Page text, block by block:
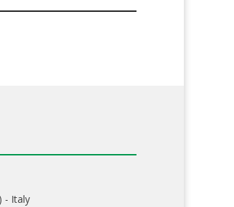
- Italy